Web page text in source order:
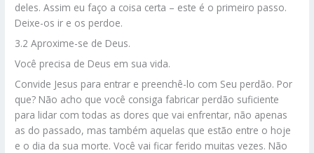
deles. Assim eu faço a coisa certa – este é o primeiro passo.
Deixe-os ir e os perdoe.
3.2 Aproxime-se de Deus.
Você precisa de Deus em sua vida.
Convide Jesus para entrar e preenchê-lo com Seu perdão. Por
que? Não acho que você consiga fabricar perdão suficiente
para lidar com todas as dores que vai enfrentar, não apenas
as do passado, mas também aquelas que estão entre o hoje
e o dia da sua morte. Você vai ficar ferido muitas vezes. Não